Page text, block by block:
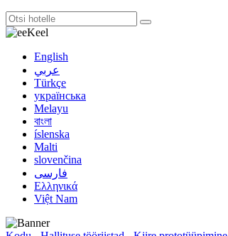
Keel
English
عربي
Türkçe
українська
Melayu
বাংলা
íslenska
Malti
slovenčina
فارسی
Ελληνικά
Việt Nam